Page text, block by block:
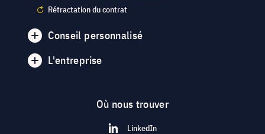
Rétractation du contrat
Conseil personnalisé
L'entreprise
Où nous trouver
LinkedIn